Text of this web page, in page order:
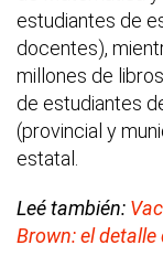
estudiantes de
docentes),
millones de
de estudiantes
(provincial y
estatal.
Leé también:
Brown: el